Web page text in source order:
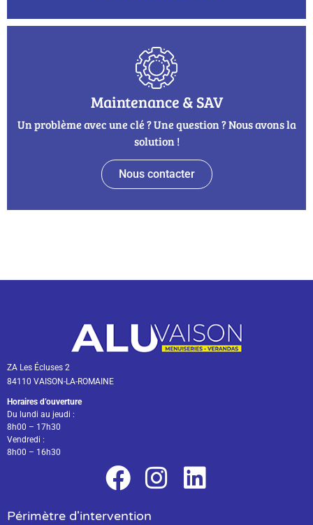
Maintenance & SAV
Un problème avec une clé ? Une question ? Nous avons la
solution !
Nous contacter
ZA Les Écluses 2
84110 VAISON-LA-ROMAINE
Horaires d’ouverture
Du lundi au jeudi :
8h00 – 17h30
Vendredi :
8h00 – 16h30
Périmètre d'intervention